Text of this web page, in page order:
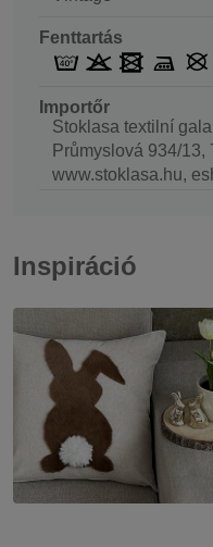
Fenttartás
Importőr
Stoklasa textilní
Průmyslová 934/
www.stoklasa.hu,
Inspiráció